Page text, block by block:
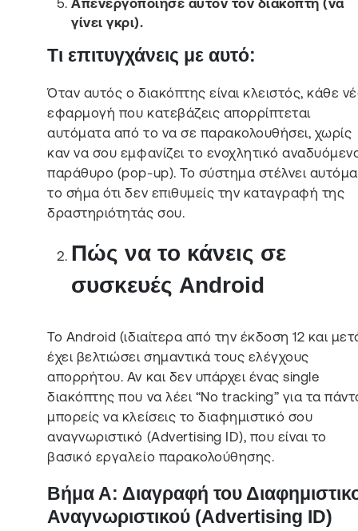
γίνει γκρι).
Τι επιτυγχάνεις με αυτό:
Όταν αυτός ο διακόπτης είναι κλειστός, κάθε
εφαρμογή που κατεβάζεις απορρίπτεται
αυτόματα από το να σε παρακολουθήσει, χωρίς
καν να σου εμφανίζει το ενοχλητικό
παράθυρο (pop-up). Το σύστημα στέλνει
το σήμα ότι δεν επιθυμείς την καταγραφή της
δραστηριότητάς σου.
Πώς να το κάνεις σε
συσκευές Android
Το Android (ιδιαίτερα από την έκδοση 12 και
έχει βελτιώσει σημαντικά τους ελέγχους
απορρήτου. Αν και δεν υπάρχει ένας single
διακόπτης που να λέει “No tracking” για τα
μπορείς να κλείσεις το διαφημιστικό σου
αναγνωριστικό (Advertising ID), που είναι το
βασικό εργαλείο παρακολούθησης.
Βήμα Α: Διαγραφή του
Αναγνωριστικού (Advertising ID)